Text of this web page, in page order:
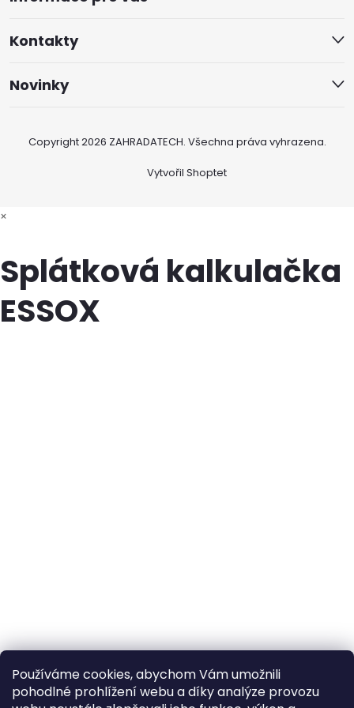
Používáme cookies, abychom Vám umožnili
pohodlné prohlížení webu a díky analýze provozu
Kontakty
Novinky
Vytvořil Shoptet
Copyright 2026 ZAHRADATECH. Všechna práva vyhrazena.
×
Splátková kalkulačka
ESSOX